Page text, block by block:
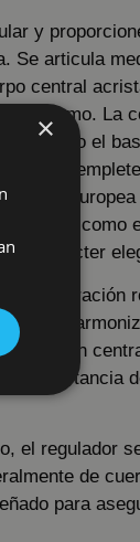
y
Se articula
central
La
así como el
noble como
su carácter
numeración
y
la importancia
el regulador
de
para
×